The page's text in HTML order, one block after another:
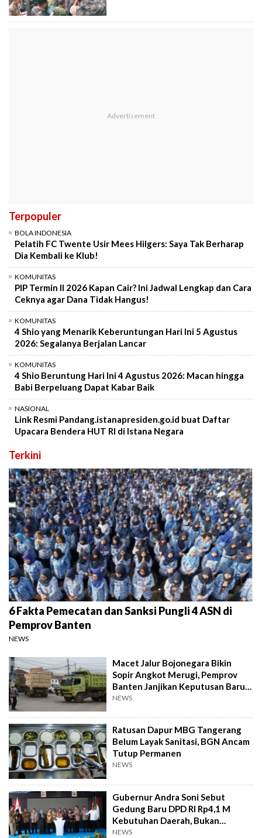
Terpopuler
BOLA INDONESIA
Pelatih FC Twente Usir Mees Hilgers: Saya Tak Berharap
Dia Kembali ke Klub!
KOMUNITAS
PIP Termin II 2026 Kapan Cair? Ini Jadwal Lengkap dan Cara
Ceknya agar Dana Tidak Hangus!
KOMUNITAS
4 Shio yang Menarik Keberuntungan Hari Ini 5 Agustus
2026: Segalanya Berjalan Lancar
KOMUNITAS
4 Shio Beruntung Hari Ini 4 Agustus 2026: Macan hingga
Babi Berpeluang Dapat Kabar Baik
NASIONAL
Link Resmi Pandang.istanapresiden.go.id buat Daftar
Upacara Bendera HUT RI di Istana Negara
Terkini
6 Fakta Pemecatan dan Sanksi Pungli 4 ASN di
Pemprov Banten
NEWS
Macet Jalur Bojonegara Bikin
Sopir Angkot Merugi, Pemprov
Banten Janjikan Keputusan Baru 4
Hari Lagi
NEWS
Ratusan Dapur MBG Tangerang
Belum Layak Sanitasi, BGN Ancam
Tutup Permanen
NEWS
Gubernur Andra Soni Sebut
Gedung Baru DPD RI Rp4,1 M
Kebutuhan Daerah, Bukan
Senator
NEWS